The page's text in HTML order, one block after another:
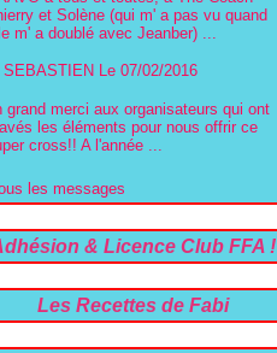
et Solène (qui m' a pas vu quand
m' a doublé avec Jeanber) ...
SEBASTIEN Le 07/02/2016
grand merci aux organisateurs qui ont
les éléments pour nous offrir ce
cross!! A l'année ...
les messages
& Licence Club FFA !
Les Recettes de Fabi